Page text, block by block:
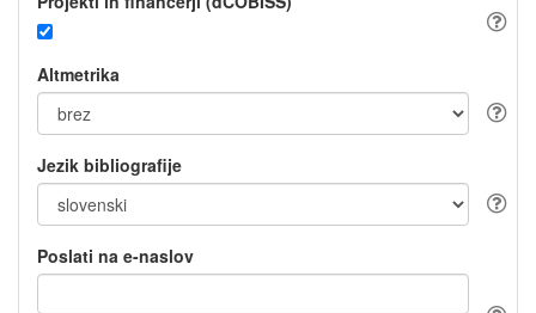
Altmetrika
Jezik bibliografije
Poslati na e-naslov